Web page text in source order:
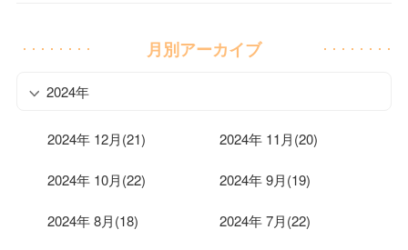
月別アーカイブ
2024年
2024年 12月(21) 2024年 11月(20)
2024年 10月(22) 2024年 9月(19)
2024年 8月(18) 2024年 7月(22)